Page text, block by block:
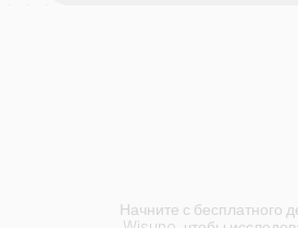
Начните с бесплатного